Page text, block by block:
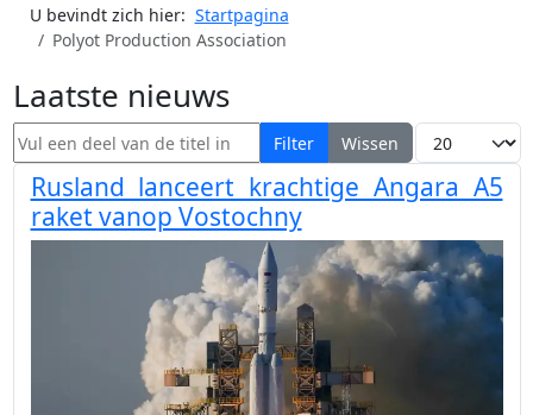
U bevindt zich hier: Startpagina
Polyot Production Association
Laatste nieuws
Vul een deel van de titel in Filter Wissen Toon #
Rusland lanceert krachtige Angara A5
raket vanop Vostochny